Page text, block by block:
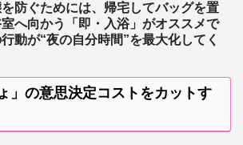
防ぐためには、帰宅してバッグを置
へ向かう「即・入浴」がオススメで
動が“夜の自分時間”を最大化してく
」の意思決定コストをカットす